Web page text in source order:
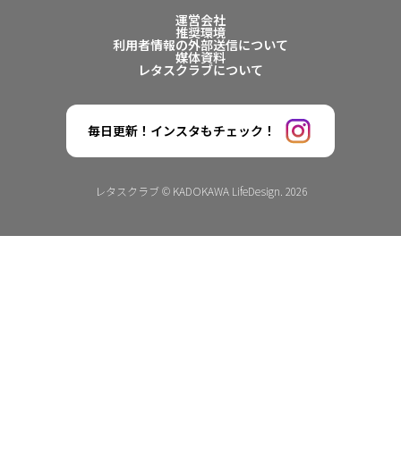
運営会社
推奨環境
利用者情報の外部送信について
媒体資料
レタスクラブについて
毎日更新！インスタもチェック！
レタスクラブ © KADOKAWA LifeDesign. 2026